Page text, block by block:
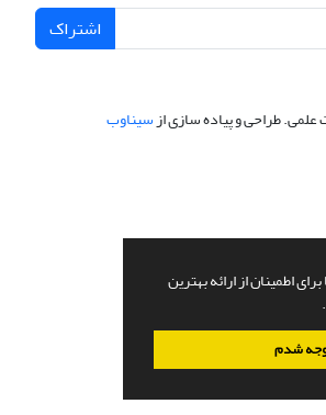
اطمینان از ارائه بهترین
شدم
اشتراک
علمی.طراحی و پیاده سازی ازسیناوب